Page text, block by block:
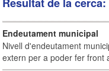
Endeutament municipal
Nivell d'endeutament
extern per a poder fer front